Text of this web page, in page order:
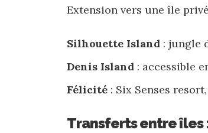
Extension vers une île
Silhouette Island : jungle
Denis Island : accessible
Félicité : Six Senses
Transferts entre îles